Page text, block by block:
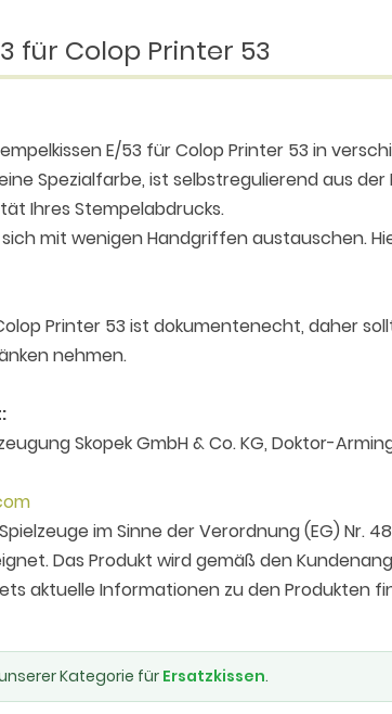
für Colop Printer 53
E/53 für Colop Printer 53 in
Spezialfarbe, ist selbstregulierend aus
Ihres Stempelabdrucks.
mit wenigen Handgriffen austauschen.
Printer 53 ist dokumentenecht, daher
nehmen.
Skopek GmbH & Co. KG, Doktor-
im Sinne der Verordnung (EG) Nr.
Das Produkt wird gemäß den
aktuelle Informationen zu den Produkten
Kategorie für Ersatzkissen.